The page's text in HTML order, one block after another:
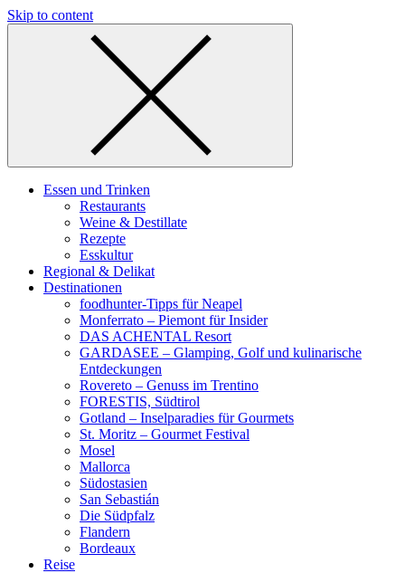
Skip to content
Essen und Trinken
Restaurants
Weine & Destillate
Rezepte
Esskultur
Regional & Delikat
Destinationen
foodhunter-Tipps für Neapel
Monferrato – Piemont für Insider
DAS ACHENTAL Resort
GARDASEE – Glamping, Golf und kulinarische
Entdeckungen
Rovereto – Genuss im Trentino
FORESTIS, Südtirol
Gotland – Inselparadies für Gourmets
St. Moritz – Gourmet Festival
Mosel
Mallorca
Südostasien
San Sebastián
Die Südpfalz
Flandern
Bordeaux
Reise